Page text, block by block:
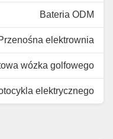
Bateria ODM
elektrownia
wózka golfowego
elektrycznego